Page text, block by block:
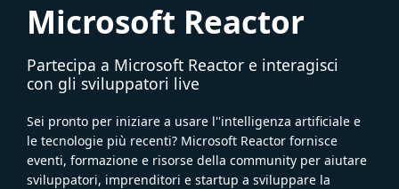
Microsoft Reactor
Partecipa a Microsoft Reactor e interagisci
con gli sviluppatori live
Sei pronto per iniziare a usare l''intelligenza artificiale e
le tecnologie più recenti? Microsoft Reactor fornisce
eventi, formazione e risorse della community per aiutare
sviluppatori, imprenditori e startup a sviluppare la